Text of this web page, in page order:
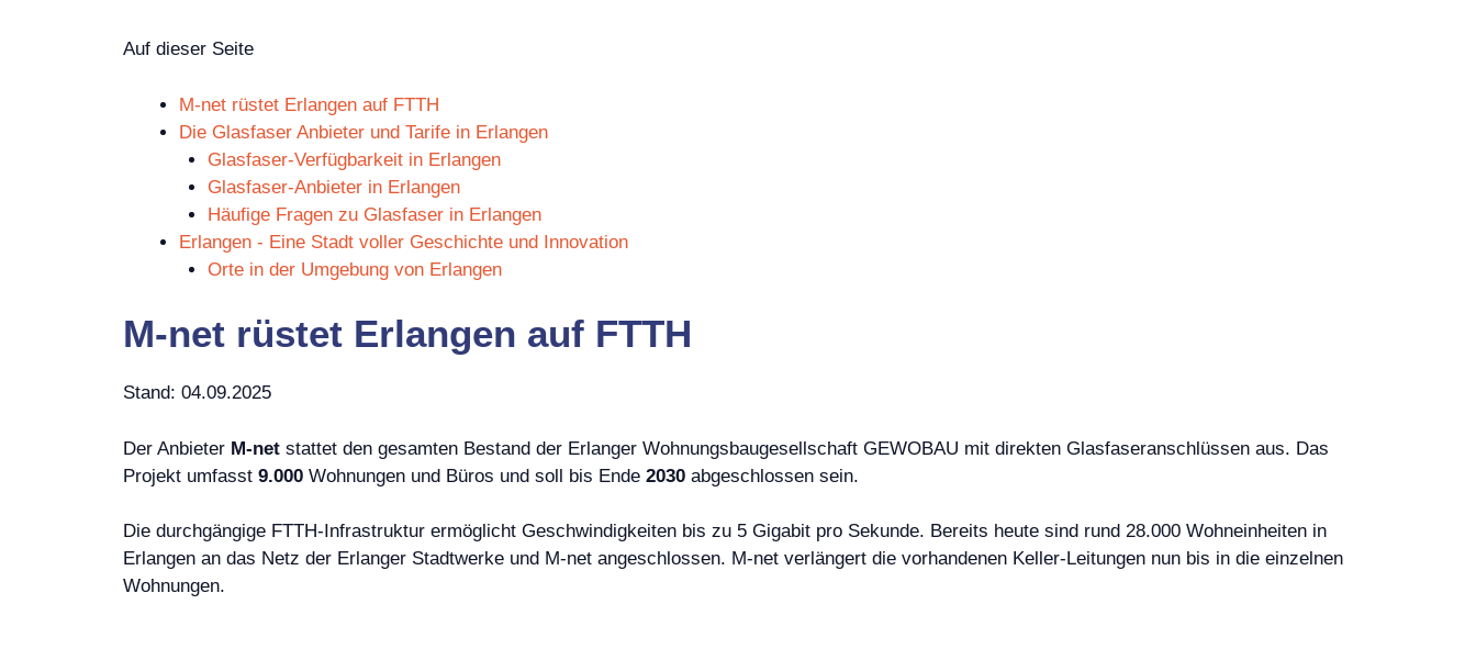
Auf dieser Seite
M-net rüstet Erlangen auf FTTH
Die Glasfaser Anbieter und Tarife in Erlangen
Glasfaser-Verfügbarkeit in Erlangen
Glasfaser-Anbieter in Erlangen
Häufige Fragen zu Glasfaser in Erlangen
Erlangen - Eine Stadt voller Geschichte und Innovation
Orte in der Umgebung von Erlangen
M-net rüstet Erlangen auf FTTH
Stand: 04.09.2025
Der Anbieter M-net stattet den gesamten Bestand der Erlanger Wohnungsbaugesellschaft GEWOBAU mit direkten Glasfaseranschlüssen aus. Das
Projekt umfasst 9.000 Wohnungen und Büros und soll bis Ende 2030 abgeschlossen sein.
Die durchgängige FTTH-Infrastruktur ermöglicht Geschwindigkeiten bis zu 5 Gigabit pro Sekunde. Bereits heute sind rund 28.000 Wohneinheiten in
Erlangen an das Netz der Erlanger Stadtwerke und M-net angeschlossen. M-net verlängert die vorhandenen Keller-Leitungen nun bis in die einzelnen
Wohnungen.